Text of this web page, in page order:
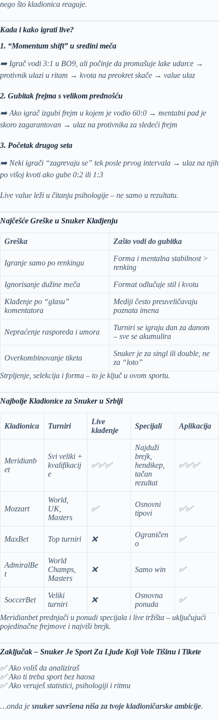
nego što kladionica reaguje.
Kada i kako igrati live?
1. “Momentum shift” u sredini meča
➡️ Igrač vodi 3:1 u BO9, ali počinje da promašuje lake udarce →
protivnik ulazi u ritam → kvota na preokret skače → value ulaz
2. Gubitak frejma s velikom prednošću
➡️ Ako igrač izgubi frejm u kojem je vodio 60:0 → mentalni pad je
skoro zagarantovan → ulaz na protivnika za sledeći frejm
3. Početak drugog seta
➡️ Neki igrači “zagrevaju se” tek posle prvog intervala → ulaz na njih
po višoj kvoti ako gube 0:2 ili 1:3
Live value leži u čitanju psihologije – ne samo u rezultatu.
Najčešće Greške u Snuker Kladjenju
Greška Zašto vodi do gubitka
Igranje samo po renkingu
Forma i mentalna stabilnost >
renking
Ignorisanje dužine meča Format odlučuje stil i kvotu
Klađenje po “glasu”
komentatora
Mediji često preuveličavaju
poznata imena
Nepraćenje rasporeda i umora
Turniri se igraju dan za danom
– sve se akumulira
Overkombinovanje tiketa
Snuker je za singl ili double, ne
za “loto”
Strpljenje, selekcija i forma – to je ključ u ovom sportu.
Najbolje Kladionice za Snuker u Srbiji
Kladionica Turniri
Live
klađenje
Specijali Aplikacija
Meridianb
et
Svi veliki +
kvalifikacij
e
✅✅✅
Najduži
brejk,
hendikep,
tačan
rezultat
✅✅✅
Mozzart
World,
UK,
Masters
✅
Osnovni
tipovi
✅✅
MaxBet Top turniri ❌
Ograničen
o
✅
AdmiralBe
t
World
Champs,
Masters
❌ Samo win ✅
SoccerBet
Veliki
turniri
❌
Osnovna
ponuda
✅
Meridianbet prednjači u ponudi specijala i live tržišta – uključujući
pojedinačne frejmove i najviši brejk.
Zaključak – Snuker Je Sport Za Ljude Koji Vole Tišinu i Tikete
✅ Ako voliš da analiziraš
✅ Ako ti treba sport bez haosa
✅ Ako veruješ statistici, psihologiji i ritmu
…onda je snuker savršena niša za tvoje kladioničarske ambicije.